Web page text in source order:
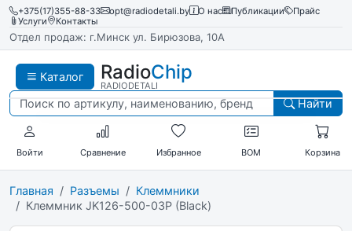
+375(17)355-88-33 opt@radiodetali.by О нас Публикации
Прайс
Услуги
Контакты
Отдел продаж: г.Минск ул. Бирюзова, 10А
Каталог RadioChip
RADIODETALI
Найти
Войти Сравнение Избранное BOM Корзина
Главная Разъемы
Клеммники
Клеммник JK126-500-03P (Black)